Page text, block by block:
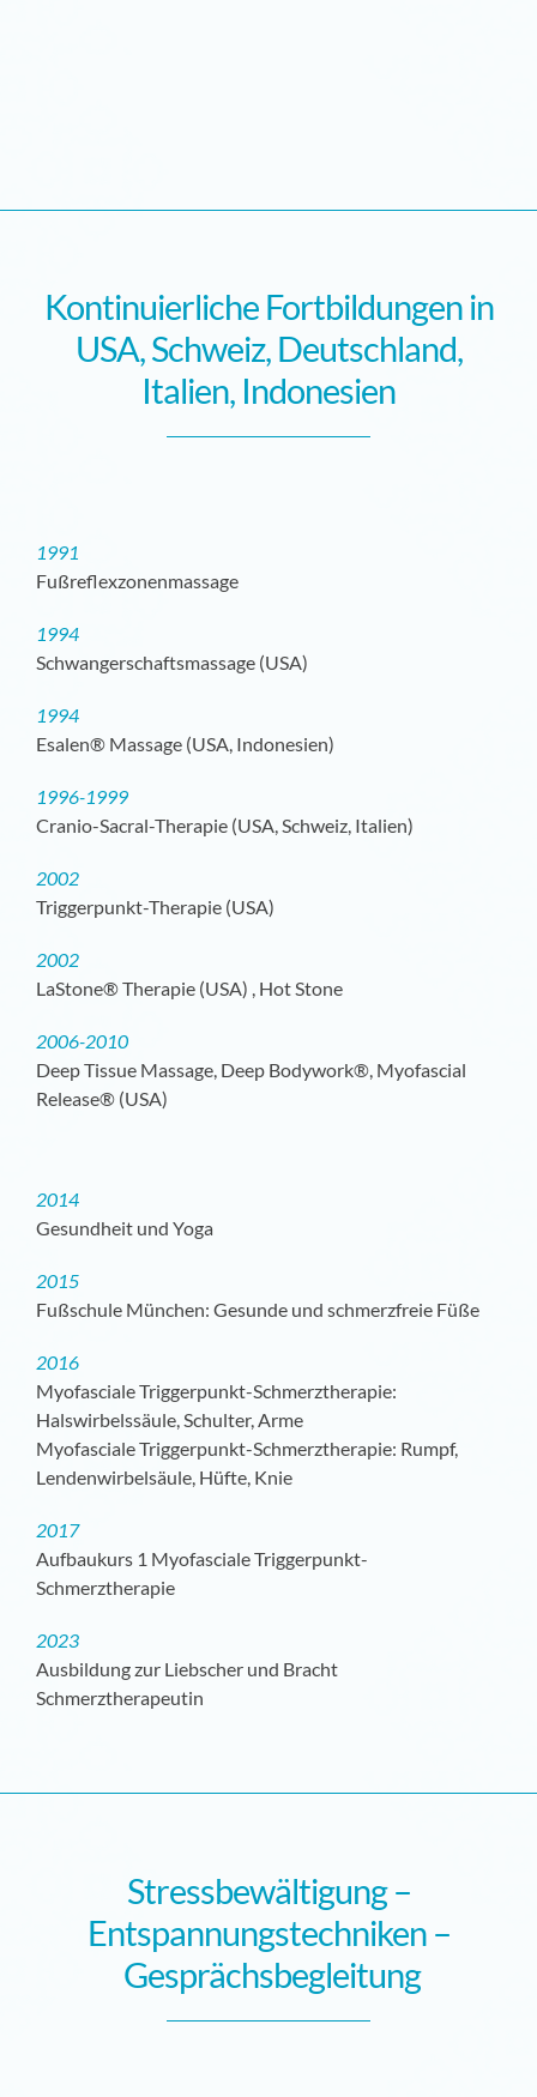
Kontinuierliche Fortbildungen in
USA, Schweiz, Deutschland,
Italien, Indonesien
1991
Fußreflexzonenmassage
1994
Schwangerschaftsmassage (USA)
1994
Esalen® Massage (USA, Indonesien)
1996-1999
Cranio-Sacral-Therapie (USA, Schweiz, Italien)
2002
Triggerpunkt-Therapie (USA)
2002
LaStone® Therapie (USA) , Hot Stone
2006-2010
Deep Tissue Massage, Deep Bodywork®, Myofascial
Release® (USA)
2014
Gesundheit und Yoga
2015
Fußschule München: Gesunde und schmerzfreie Füße
2016
Myofasciale Triggerpunkt-Schmerztherapie:
Halswirbelssäule, Schulter, Arme
Myofasciale Triggerpunkt-Schmerztherapie: Rumpf,
Lendenwirbelsäule, Hüfte, Knie
2017
Aufbaukurs 1 Myofasciale Triggerpunkt-
Schmerztherapie
2023
Ausbildung zur Liebscher und Bracht
Schmerztherapeutin
Stressbewältigung –
Entspannungstechniken –
Gesprächsbegleitung